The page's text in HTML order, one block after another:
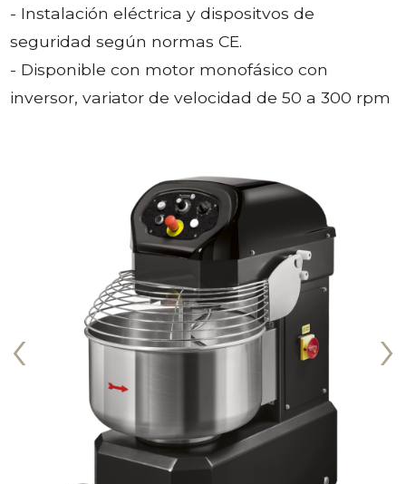
- Instalación eléctrica y dispositvos de
seguridad según normas CE.
- Disponible con motor monofásico con
inversor, variator de velocidad de 50 a 300 rpm
‹ ›